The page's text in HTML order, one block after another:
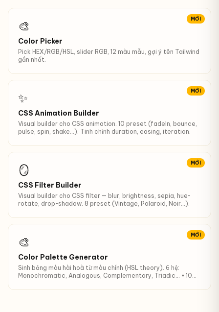
MỚI
🎨
Color Picker
Pick HEX/RGB/HSL, slider RGB, 12 màu mẫu, gợi ý tên Tailwind
gần nhất.
MỚI
✨
CSS Animation Builder
Visual builder cho CSS animation. 10 preset (fadeIn, bounce,
pulse, spin, shake…). Tinh chỉnh duration, easing, iteration.
MỚI
🪞
CSS Filter Builder
Visual builder cho CSS filter — blur, brightness, sepia, hue-
rotate, drop-shadow. 8 preset (Vintage, Polaroid, Noir…).
MỚI
🎨
Color Palette Generator
Sinh bảng màu hài hoà từ màu chính (HSL theory). 6 hệ:
Monochromatic, Analogous, Complementary, Triadic… + 10